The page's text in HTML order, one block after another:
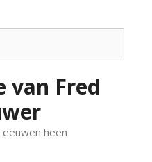
van Fred
heen